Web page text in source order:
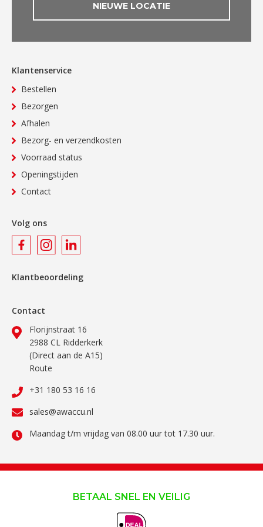
NIEUWE LOCATIE
Klantenservice
Bestellen
Bezorgen
Afhalen
Bezorg- en verzendkosten
Voorraad status
Openingstijden
Contact
Volg ons
Klantbeoordeling
Contact
Florijnstraat 16
2988 CL Ridderkerk
(Direct aan de A15)
Route
+31 180 53 16 16
sales@awaccu.nl
Maandag t/m vrijdag van 08.00 uur tot 17.30 uur.
BETAAL SNEL EN VEILIG